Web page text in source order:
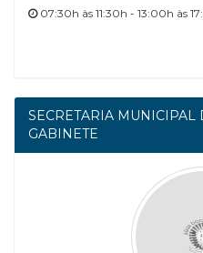
07:30h às 11:30h - 13:00h às
SECRETARIA MUNICIPAL
GABINETE